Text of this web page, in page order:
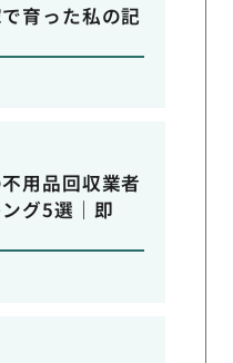
育った私の記
用品回収業者
グ5選｜即